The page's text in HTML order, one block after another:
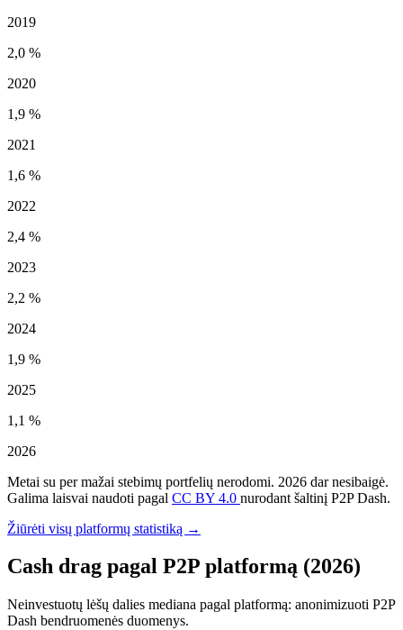
2019
2,0 %
2020
1,9 %
2021
1,6 %
2022
2,4 %
2023
2,2 %
2024
1,9 %
2025
1,1 %
2026
Metai su per mažai stebimų portfelių nerodomi. 2026 dar nesibaigė.
Galima laisvai naudoti pagal CC BY 4.0 nurodant šaltinį P2P Dash.
Žiūrėti visų platformų statistiką →
Cash drag pagal P2P platformą (2026)
Neinvestuotų lėšų dalies mediana pagal platformą: anonimizuoti P2P
Dash bendruomenės duomenys.